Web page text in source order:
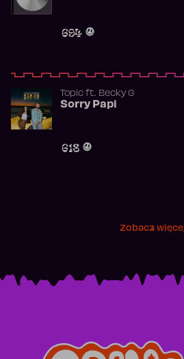
694
Topicft. Becky G
Sorry Papi
618
Zobacz więcej